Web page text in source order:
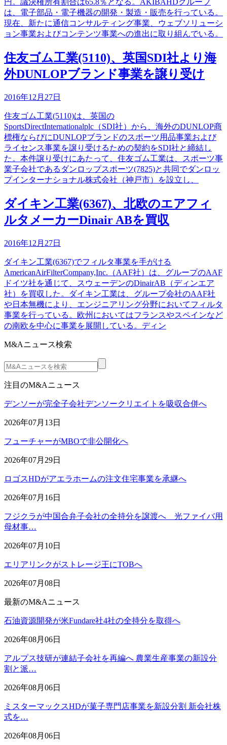
円。議決権所有割合は65.8％となる。AKIBAHDグループ
は、電子部品・電子機器の開発・製造・販売を行っている。
現在、新たに通信コンサルティング事業、ウェブソリューシ
ョン事業およびコンテンツ事業への進出に取り組んでいる。
住友ゴム工業(5110)、英国SDI社より海
外DUNLOPブランド事業を譲り受け
2016年12月27日
住友ゴム工業(5110)は、英国の
SportsDirectInternationalplc（SDI社）から、海外のDUNLOP商
標権ならびにDUNLOPブランドのスポーツ用品事業および
ライセンス事業を譲り受けるための契約をSDI社と締結し
た。本件譲り受けにあたって、住友ゴム工業は、スポーツ事
業子会社であるダンロップスポーツ(7825)と共同でダンロッ
プインターナショナル株式会社（神戸市）を設立し、
ダイキン工業(6367)、北欧のエアフィ
ルタメーカーDinair ABを買収
2016年12月27日
ダイキン工業(6367)でフィルタ事業を手がける
AmericanAirFilterCompany,Inc.（AAF社）は、グループのAAF
ドイツ社を通じて、スウェーデンのDinairAB（ディンエア
社）を買収した。ダイキン工業は、グループ会社のAAF社
や日本無機により、エンジニアリング分野においてフィルタ
事業を行っている。欧州においてはフランスやスペインなど
の南欧を中心に事業を展開している。ディン
M&Aニュース検索
注目のM&Aニュース
デンソーが完全子会社デンソークリエイトを吸収合併へ
2026年07月13日
フューチャーがMBOで非公開化へ
2026年07月29日
ロゴスHDがアエラホームの注文住宅事業を承継へ
2026年07月16日
フジクラが中国合弁子会社の全持分を譲渡へ 光ファイバ用
母材事…
2026年07月10日
エリアリンクがストレージ王にTOBへ
2026年07月08日
最新のM&Aニュース
石油資源開発が米Fundare社4社の全持分を取得へ
2026年08月06日
アルプス技研が連結子会社を再編へ 農業生産事業の新設分
割と派…
2026年08月06日
ミスターマックスHDが菓子専門店事業を新設分割 新会社株
式を…
2026年08月06日